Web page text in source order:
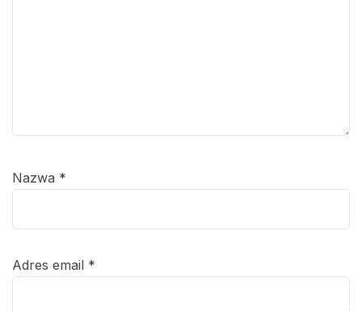
Nazwa *
Adres email *